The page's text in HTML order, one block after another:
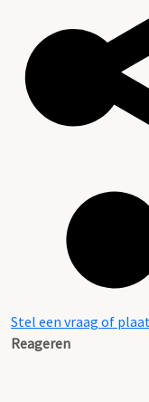
Stel een vraag of
Reageren